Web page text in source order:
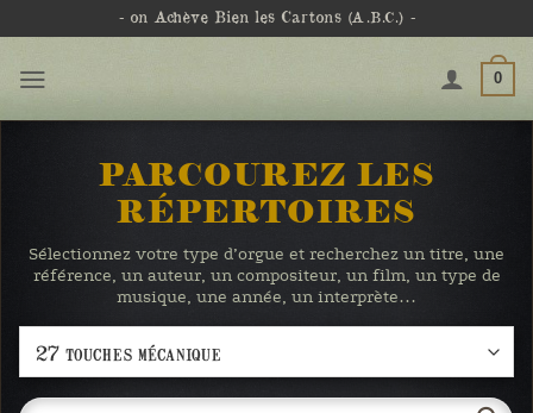
- on Achève Bien les Cartons (A.B.C.) -
0
PARCOUREZ LES
RÉPERTOIRES
Sélectionnez votre type d’orgue et recherchez un titre, une
référence, un auteur, un compositeur, un film, un type de
musique, une année, un interprète…